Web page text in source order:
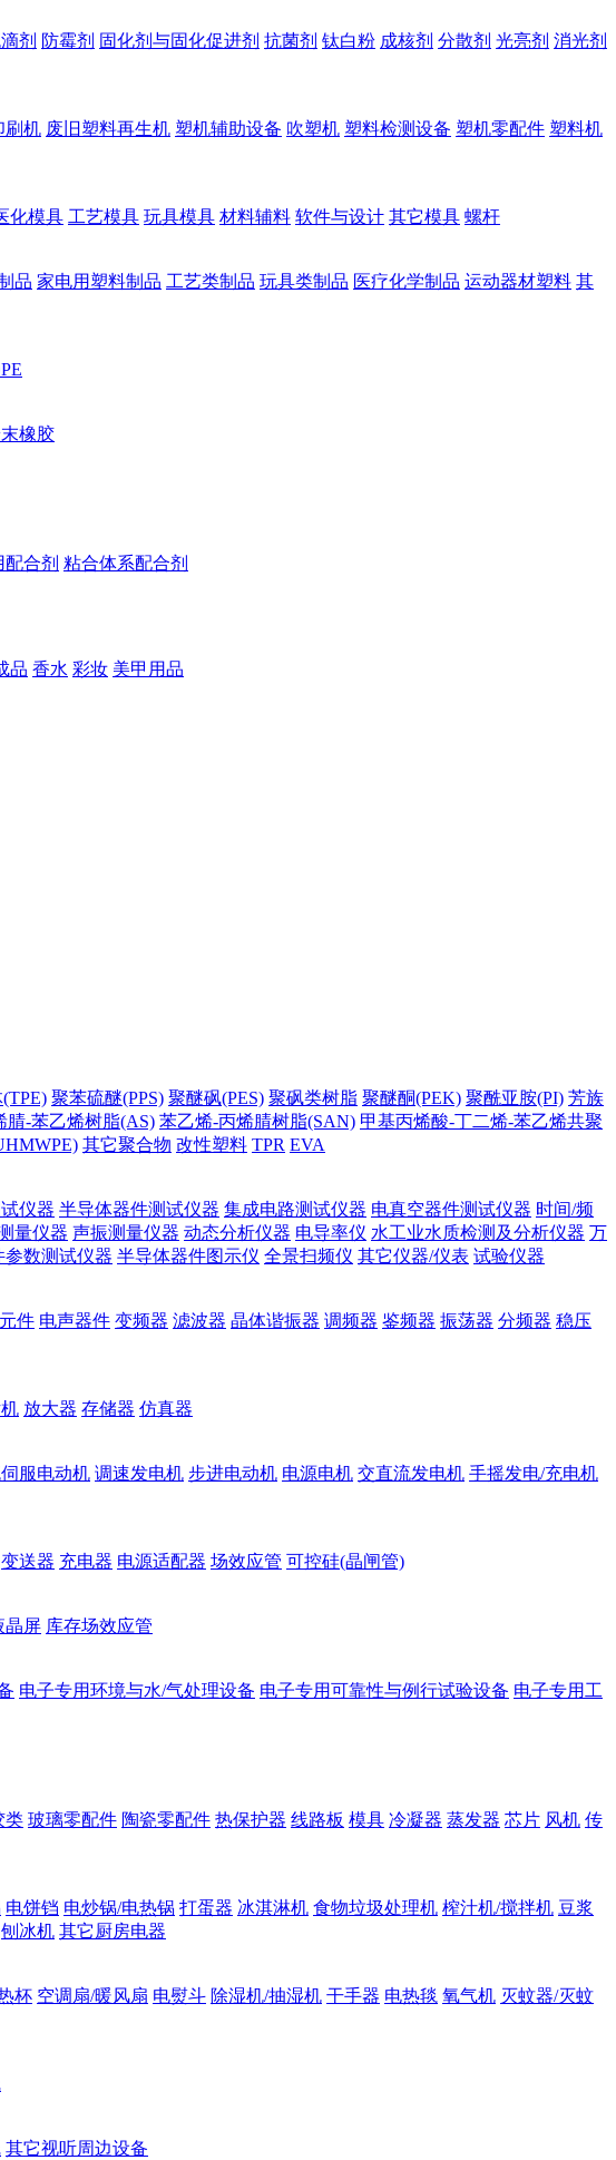
剂 防霉剂 固化剂与固化促进剂 抗菌剂 钛白粉 成核剂 分散剂 光亮剂 消光剂
刷机 废旧塑料再生机 塑机辅助设备 吹塑机 塑料检测设备 塑机零配件 塑料机
化模具 工艺模具 玩具模具 材料辅料 软件与设计 其它模具 螺杆
品 家电用塑料制品 工艺类制品 玩具类制品 医疗化学制品 运动器材塑料 其
橡胶
合剂 粘合体系配合剂
品 香水 彩妆 美甲用品
聚苯硫醚(PPS) 聚醚砜(PES) 聚砜类树脂 聚醚酮(PEK) 聚酰亚胺(PI) 芳族
腈-苯乙烯树脂(AS) 苯乙烯-丙烯腈树脂(SAN) 甲基丙烯酸-丁二烯-苯乙烯共聚
其它聚合物 改性塑料 TPR EVA
仪器 半导体器件测试仪器 集成电路测试仪器 电真空器件测试仪器 时间/频
量仪器 声振测量仪器 动态分析仪器 电导率仪 水工业水质检测及分析仪器 万
参数测试仪器 半导体器件图示仪 全景扫频仪 其它仪器/仪表 试验仪器
件 电声器件 变频器 滤波器 晶体谐振器 调频器 鉴频器 振荡器 分频器 稳压
放大器 存储器 仿真器
服电动机 调速发电机 步进电动机 电源电机 交直流发电机 手摇发电/充电机
变送器 充电器 电源适配器 场效应管 可控硅(晶闸管)
晶屏 库存场效应管
电子专用环境与水/气处理设备 电子专用可靠性与例行试验设备 电子专用工
类 玻璃零配件 陶瓷零配件 热保护器 线路板 模具 冷凝器 蒸发器 芯片 风机 传
电饼铛 电炒锅/电热锅 打蛋器 冰淇淋机 食物垃圾处理机 榨汁机/搅拌机 豆浆
刨冰机 其它厨房电器
杯 空调扇/暖风扇 电熨斗 除湿机/抽湿机 干手器 电热毯 氧气机 灭蚊器/灭蚊
其它视听周边设备